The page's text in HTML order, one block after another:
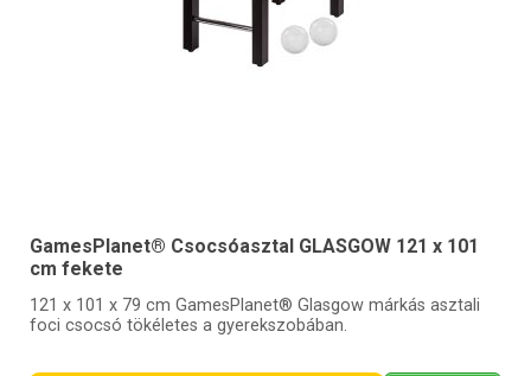
GamesPlanet® Csocsóasztal GLASGOW 121 x 101
cm fekete
121 x 101 x 79 cm GamesPlanet® Glasgow márkás asztali
foci csocsó tökéletes a gyerekszobában.